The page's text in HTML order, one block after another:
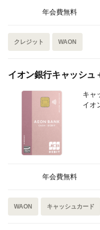
年会費無料
クレジット WAON
イオン銀行キャッシュ
キャ
イオ
年会費無料
WAON キャッシュカード